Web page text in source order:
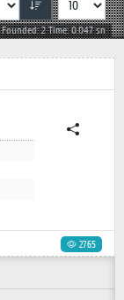
Founded: 2 Time: 0.047 sn
2765